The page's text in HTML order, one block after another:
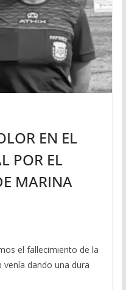
EN EL
POR EL
MARINA
el fallecimiento de la
dando una dura